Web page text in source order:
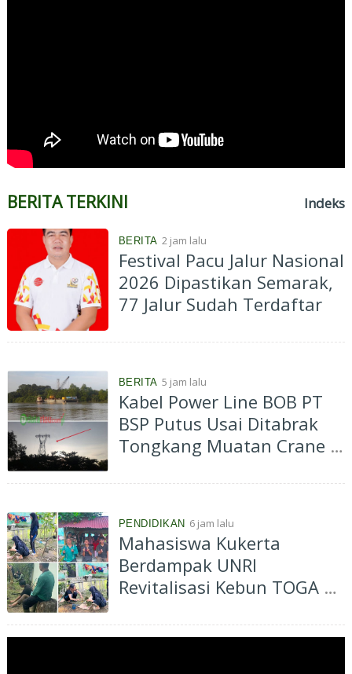
BERITA TERKINI Indeks
BERITA 2 jam lalu
Festival Pacu Jalur Nasional
2026 Dipastikan Semarak,
77 Jalur Sudah Terdaftar
BERITA 5 jam lalu
Kabel Power Line BOB PT
BSP Putus Usai Ditabrak
Tongkang Muatan Crane di
Perawang
PENDIDIKAN 6 jam lalu
Mahasiswa Kukerta
Berdampak UNRI
Revitalisasi Kebun TOGA di
Dorong Pemanfaatan